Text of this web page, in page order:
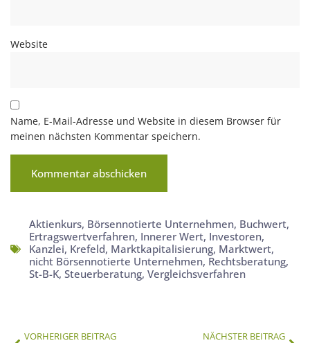
Website
Name, E-Mail-Adresse und Website in diesem Browser für
meinen nächsten Kommentar speichern.
Aktienkurs, Börsennotierte Unternehmen, Buchwert,
Ertragswertverfahren, Innerer Wert, Investoren,
Kanzlei, Krefeld, Marktkapitalisierung, Marktwert,
nicht Börsennotierte Unternehmen, Rechtsberatung,
St-B-K, Steuerberatung, Vergleichsverfahren
VORHERIGER BEITRAG NÄCHSTER BEITRAG